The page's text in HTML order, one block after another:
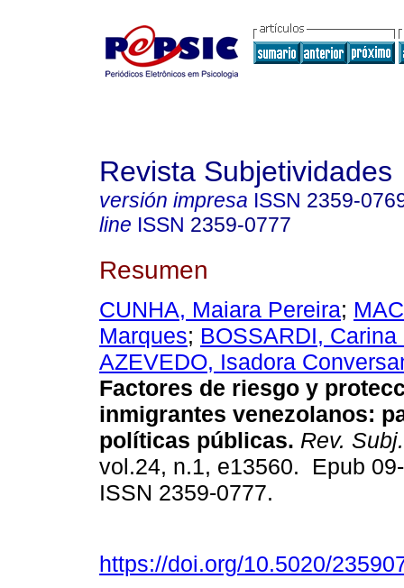
Revista Subjetividades
versión impresa ISSN 2359-
line ISSN 2359-0777
Resumen
CUNHA, Maiara Pereira;
Marques; BOSSARDI, Carina
AZEVEDO, Isadora
Factores de riesgo y
inmigrantes venezolanos:
políticas públicas. Rev. Subj.
vol.24, n.1, e13560. Epub
ISSN 2359-0777.
https://doi.org/10.5020/